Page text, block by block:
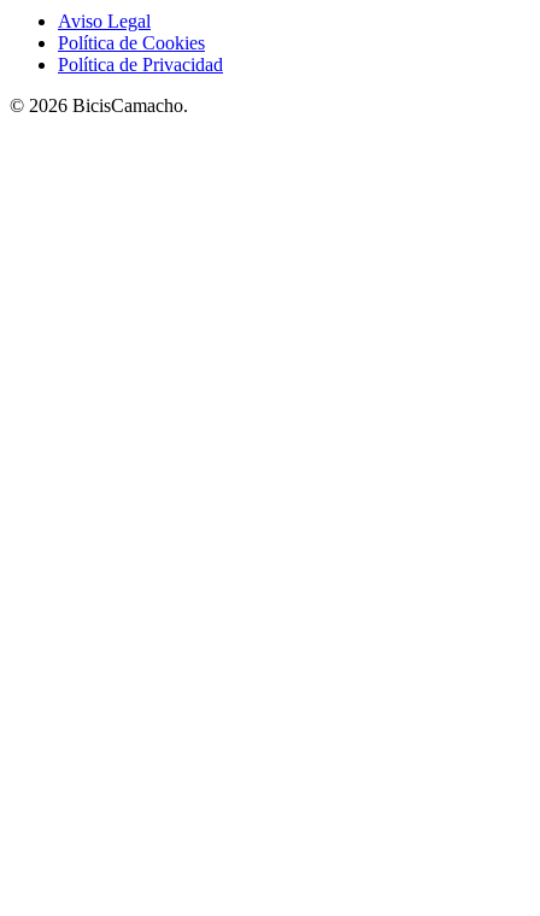
Aviso Legal
Política de Cookies
Política de Privacidad
© 2026 BicisCamacho.